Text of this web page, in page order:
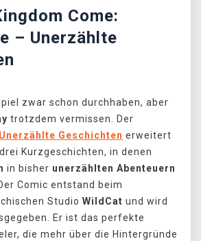
Come:
– Unerzählte
zwar schon durchhaben, aber
trotzdem vermissen. Der
Geschichten erweitert
Kurzgeschichten, in denen
in bisher unerzählten Abenteuern
Comic entstand beim
Studio WildCat und wird
Er ist das perfekte
die mehr über die Hintergründe